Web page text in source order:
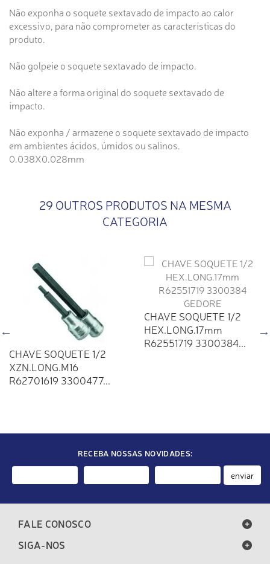
Não exponha o soquete sextavado de impacto ao calor
excessivo, para não comprometer as características do
produto.
Não golpeie o soquete sextavado de impacto.
Não altere a forma original do soquete sextavado de
impacto.
Não exponha / armazene o soquete sextavado de impacto
em ambientes ácidos, úmidos ou salinos.
0.038X0.028mm
29 OUTROS PRODUTOS NA MESMA
CATEGORIA
CHAVE SOQUETE 1/2
XZN.LONG.M16
R62701619 3300477...
CHAVE SOQUETE 1/2
HEX.LONG.17mm
R62551719 3300384...
RECEBA NOSSAS NOVIDADES:
enviar
FALE CONOSCO
SIGA-NOS